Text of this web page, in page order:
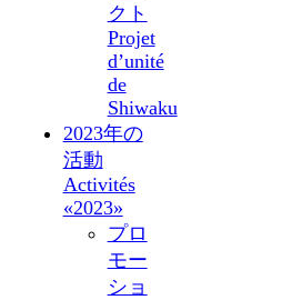
クト
Projet
d’unité
de
Shiwaku
2023年の
活動
Activités
«2023»
プロ
モー
ショ